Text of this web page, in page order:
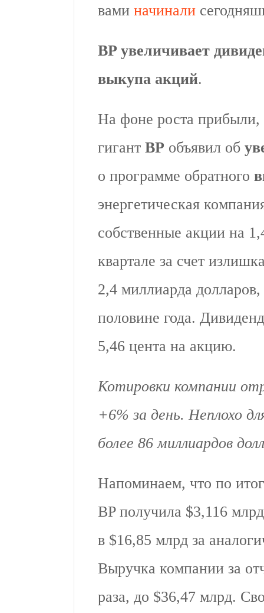
вами начинали
BP увеличивает
выкупа акций.
На фоне роста прибыли,
гигант BP объявил об
о программе обратного
энергетическая
собственные акции на
квартале за счет
2,4 миллиарда
половине года.
5,46 цента на акцию.
Котировки компании
+6% за день. Неплохо
более 86 миллиардов
Напоминаем, что по
BP получила $3,116
в $16,85 млрд за
Выручка компании за
раза, до $36,47 млрд.